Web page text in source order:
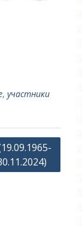
, участники